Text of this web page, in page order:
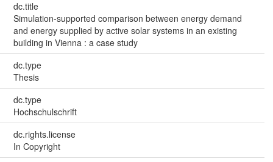
dc.title
Simulation-supported comparison between energy demand
and energy supplied by active solar systems in an existing
building in Vienna : a case study
dc.type
Thesis
dc.type
Hochschulschrift
dc.rights.license
In Copyright